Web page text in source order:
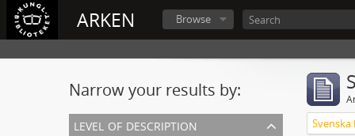
ARKEN Browse
Narrow your results by:
level of description